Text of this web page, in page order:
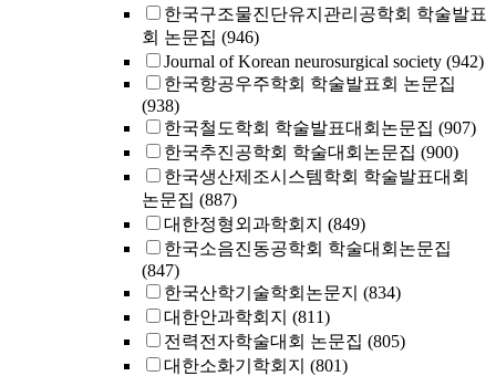
한국구조물진단유지관리공학회 학술발표
회 논문집 (946)
Journal of Korean neurosurgical society (942)
한국항공우주학회 학술발표회 논문집
(938)
한국철도학회 학술발표대회논문집 (907)
한국추진공학회 학술대회논문집 (900)
한국생산제조시스템학회 학술발표대회
논문집 (887)
대한정형외과학회지 (849)
한국소음진동공학회 학술대회논문집
(847)
한국산학기술학회논문지 (834)
대한안과학회지 (811)
전력전자학술대회 논문집 (805)
대한소화기학회지 (801)